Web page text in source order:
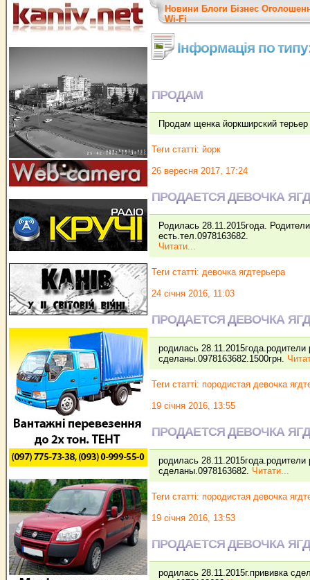
Новини Блоги Бізнес
Wi-Fi
Інформація по
ПРОДАМ
Продам щенка йоркширский
Теги статті: йорк
26 вересня 2017, 17:24
ПРОДАЕТСЯ ДЕВОЧКА
Родилась 28.11.2015года.
есть.тел.0978163682.
Читати...
Теги статті: девочка ягдтерьера
24 січня 2016, 11:03
ПРОДАЕТСЯ ДЕВОЧКА
родилась 28.11.2015года.родители
сделаны.0978163682.1500грн.
Теги статті: породистая девочка
19 січня 2016, 13:55
ПРОДАЕТСЯ ДЕВОЧКА
родилась 28.11.2015года.родители
сделаны.0978163682. Читати...
Теги статті: породистая девочка
19 січня 2016, 13:53
ПРОДАЕТСЯ ДЕВОЧКА
родилась 28.11.2015г.прививка